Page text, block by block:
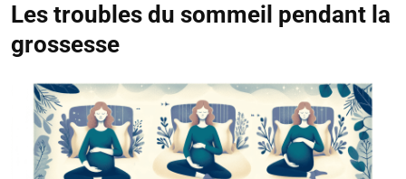
Les troubles du sommeil pendant la
grossesse